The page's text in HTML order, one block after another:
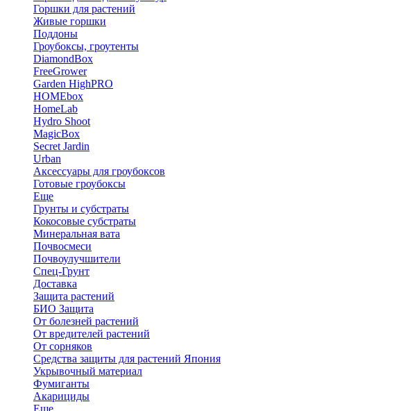
Горшки для растений
Живые горшки
Поддоны
Гроубоксы, гроутенты
DiamondBox
FreeGrower
Garden HighPRO
HOMEbox
HomeLab
Hydro Shoot
MagicBox
Secret Jardin
Urban
Аксессуары для гроубоксов
Готовые гроубоксы
Еще
Грунты и субстраты
Кокосовые субстраты
Минеральная вата
Почвосмеси
Почвоулучшители
Спец-Грунт
Доставка
Защита растений
БИО Защита
От болезней растений
От вредителей растений
От сорняков
Средства защиты для растений Япония
Укрывочный материал
Фумиганты
Акарициды
Еще